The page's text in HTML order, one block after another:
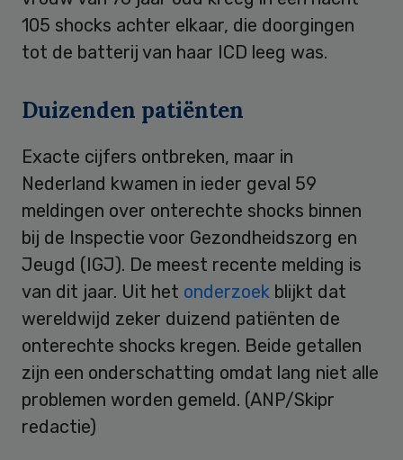
105 shocks achter elkaar, die doorgingen
tot de batterij van haar ICD leeg was.
Duizenden patiënten
Exacte cijfers ontbreken, maar in
Nederland kwamen in ieder geval 59
meldingen over onterechte shocks binnen
bij de Inspectie voor Gezondheidszorg en
Jeugd (IGJ). De meest recente melding is
van dit jaar. Uit het onderzoek blijkt dat
wereldwijd zeker duizend patiënten de
onterechte shocks kregen. Beide getallen
zijn een onderschatting omdat lang niet alle
problemen worden gemeld. (ANP/Skipr
redactie)